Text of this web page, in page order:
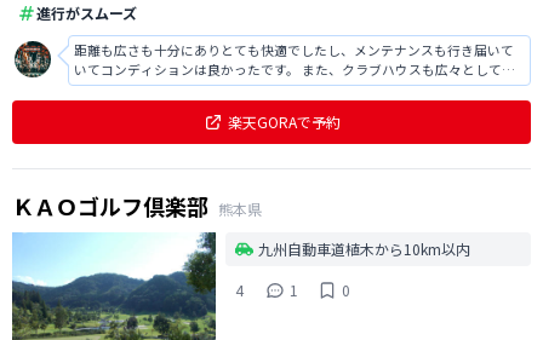
進行がスムーズ
距離も広さも十分にありとても快適でしたし、メンテナンスも行き届いて
いてコンディションは良かったです。 また、クラブハウスも広々としてい
てリラックスできましたし、食事もリーズナブルで助かりました。
楽天GORAで予約
ＫＡＯゴルフ倶楽部 熊本県
九州自動車道植木から10km以内
4
1 0